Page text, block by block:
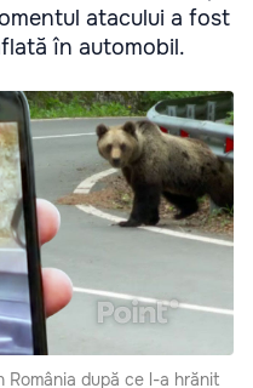
atacului a fost
în automobil.
după ce l-a hrănit